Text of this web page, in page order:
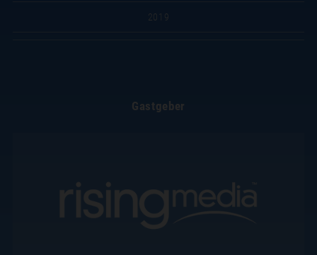
2019
Gastgeber